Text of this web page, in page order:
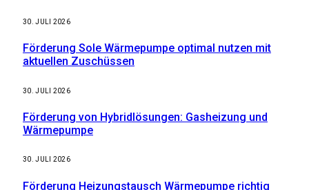
30. JULI 2026
Förderung Sole Wärmepumpe optimal nutzen mit
aktuellen Zuschüssen
30. JULI 2026
Förderung von Hybridlösungen: Gasheizung und
Wärmepumpe
30. JULI 2026
Förderung Heizungstausch Wärmepumpe richtig